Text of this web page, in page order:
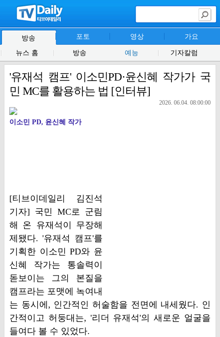
방송 포토 영상 가요
뉴스 홈 방송 예능 기자칼럼
'유재석 캠프' 이소민PD·윤신혜 작가가 국
민 MC를 활용하는 법 [인터뷰]
2026. 06.04. 08:00:00
이소민 PD, 윤신혜 작가
[티브이데일리 김진석
기자] 국민 MC로 군림
해 온 유재석이 무장해
제됐다. '유재석 캠프'를
기획한 이소민 PD와 윤
신혜 작가는 통솔력이
돋보이는 그의 본질을
캠프라는 포맷에 녹여내
는 동시에, 인간적인 허술함을 전면에 내세웠다. 인
간적이고 허둥대는, '리더 유재석'의 새로운 얼굴을
들여다 볼 수 있었다.